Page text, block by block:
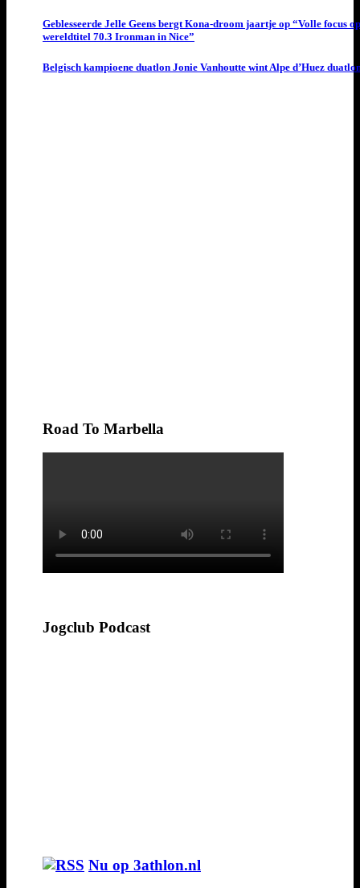
Geblesseerde Jelle Geens bergt Kona-droom jaartje op “Volle focus
wereldtitel 70.3 Ironman in Nice”
Belgisch kampioene duatlon Jonie Vanhoutte wint Alpe d’Huez
Road To Marbella
Jogclub Podcast
Nu op 3athlon.nl